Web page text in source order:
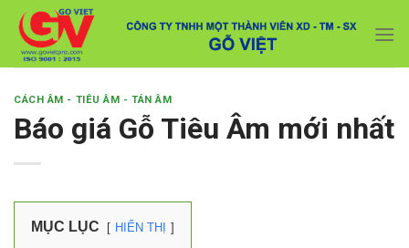
Skip
content
CÁCH ÂM - TIÊU ÂM - TÁN ÂM
Báo giá Gỗ Tiêu Âm mới nhất
MỤC LỤC HIỂN THỊ
Với đơn hàng số lượng lớn, Quý khách hàng vui
lòng liên hệ hotline 0916 099 169 để được hỗ trợ
Close